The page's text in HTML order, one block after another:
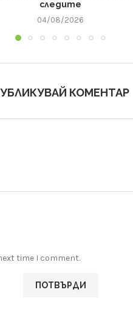
следите
04/08/2026
КОМЕНТАР
time I comment.